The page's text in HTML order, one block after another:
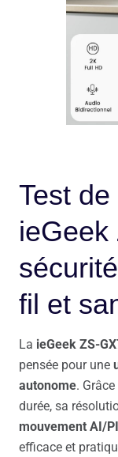
Test
ieGeek
fil et
La ieGeek ZS-
pensée pour une
autonome.
durée, sa
mouvement AI/
efficace et